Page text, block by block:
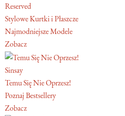
Reserved
Stylowe Kurtki i Płaszcze
Najmodniejsze Modele
Zobacz
Sinsay
Temu Się Nie Oprzesz!
Poznaj Bestsellery
Zobacz